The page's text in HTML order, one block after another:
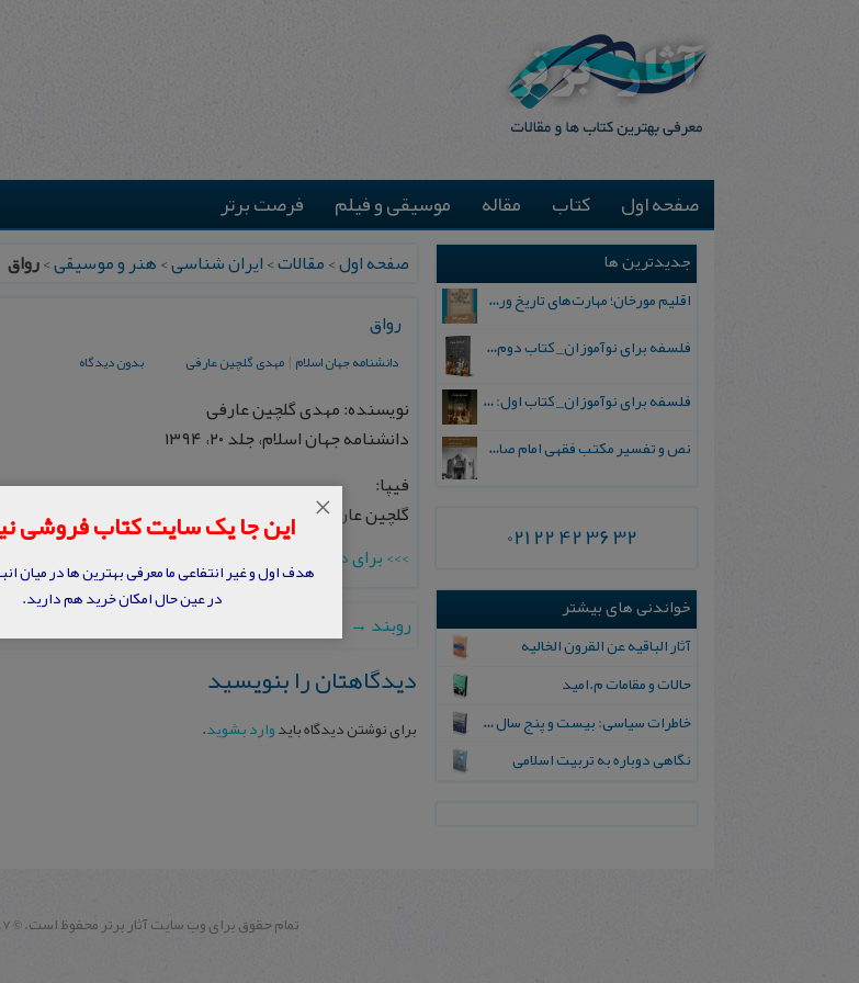
صفحه اول کتاب مقاله موسیقی و فیلم فرصت برتر
صفحه اول>مقالات>ایران شناسی>هنر و موسیقی>رواق
رواق
دانشنامه جهان اسلام |مهدی گلچین عارفی بدون دیدگاه
نویسنده: مهدی گلچین عارفی
دانشنامه جهان اسلام، جلد ۲۰، ۱۳۹۴
فیپا:
گلچین عارفی، مهدی، رواق، دانشنامه جهان اسلام، جلد ۲۰، تهران، بنیاد دایره المعارف اسلامی، ۱۳۹۴، صفحه 379- 383.
>>> برای دانلود رایگان مقاله عضو شوید
روبند →
دیدگاهتان را بنویسید
برای نوشتن دیدگاه بایدوارد بشوید.
جدیدترین ها
اقلیم مورخان؛ مهارت‌های تاریخ ورزی علمی
فلسفه برای نوآموزان_ کتاب دوم: پرسش درباره واقعیت و معرفت
فلسفه برای نوآموزان_ کتاب اول: تردید در باورهای رایج
نص و تفسیر مکتب فقهی امام صادق علیه السلام
021 22 42 36 32
خواندنی های بیشتر
آث‍ار ال‍ب‍اقیه‌ ع‍ن‌ ال‍ق‍رون‌ ال‍خ‍الیه‌
حالات و مقامات م.امید
خاطرات‌ سیاسی‌: بیست‌ و پنج‌ سال‌ در نیروی‌ هوایی‌ ایران
نگاهی دوباره به تربیت اسلامی
این جا یک سایت کتاب فروشی
هدف اول و غیر انتفاعی ما معرفی بهترین ها در میان
در عین حال امکان خرید هم دارید.
×
تمام حقوق برای وب سايت آثار برتر محفوظ است. ©